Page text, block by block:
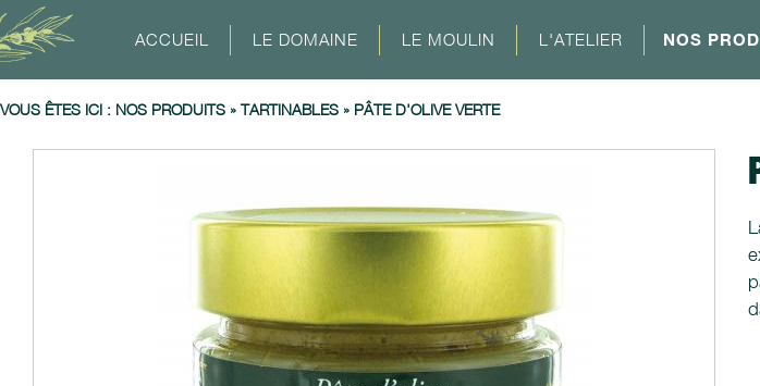
ACCUEIL LE DOMAINE LE MOULIN L'ATELIER NOS
VOUS ÊTES ICI : NOS PRODUITS » TARTINABLES » PÂTE D'OLIVE VERTE